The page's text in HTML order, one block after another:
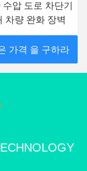
압 도로 차단기
차량 완화 장벽
가격 을 구하라